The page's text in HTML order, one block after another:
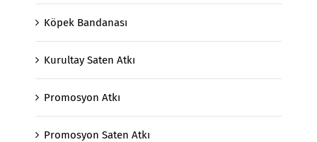
Köpek Bandanası
Kurultay Saten Atkı
Promosyon Atkı
Promosyon Saten Atkı